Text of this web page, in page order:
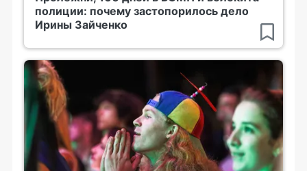
полиции: почему застопорилось дело
Ирины Зайченко